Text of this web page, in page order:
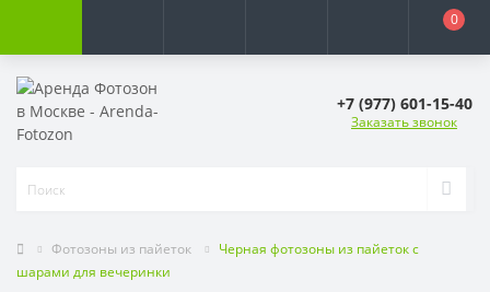
0
+7 (977) 601-15-40
Заказать звонок
Фотозоны из пайеток
Черная фотозоны из пайеток с
шарами для вечеринки